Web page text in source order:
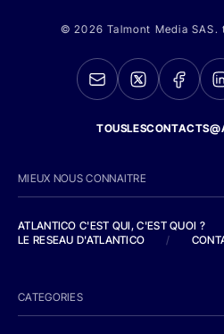
© 2026 Talmont Media
MIEUX NOUS CONNAITRE
ATLANTICO C'EST QUI, C'EST QUOI ?
LE RESEAU D'ATLANTICO
/
CATEGORIES